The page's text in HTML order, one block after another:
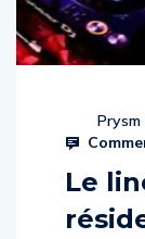
Prysm
Le